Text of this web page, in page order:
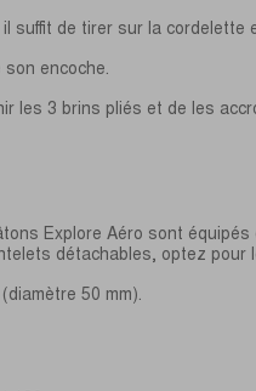
suffit de tirer sur la cordelette
encoche.
les 3 brins pliés et de les
Explore Aéro sont équipés
détachables, optez pour
50 mm).